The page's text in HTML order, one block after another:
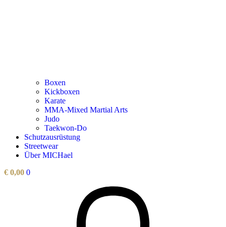
Boxen
Kickboxen
Karate
MMA-Mixed Martial Arts
Judo
Taekwon-Do
Schutzausrüstung
Streetwear
Über MICHael
€ 0,00 0